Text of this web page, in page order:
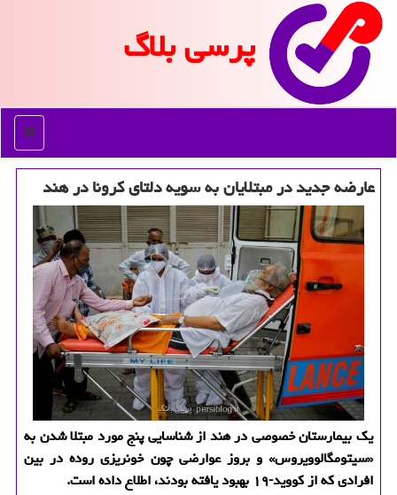
پرسی بلاگ
منو
عارضه جدید در مبتلایان به سویه دلتای كرونا در هند
یک بیمارستان خصوصی در هند از شناسایی پنج مورد مبتلا شدن به
«سیتومگالوویروس» و بروز عوارضی چون خونریزی روده در بین
افرادی که از کووید-۱۹ بهبود یافته بودند، اطلاع داده است.